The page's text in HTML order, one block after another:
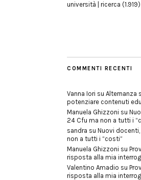
università | ricerca (1.919)
COMMENTI RECENTI
Vanna Iori su Alternanza
potenziare contenuti
Manuela Ghizzoni su
24 Cfu ma non a tutti i
sandra su Nuovi
non a tutti i “costi”
Manuela Ghizzoni su
risposta alla mia
Valentino Amadio su
risposta alla mia